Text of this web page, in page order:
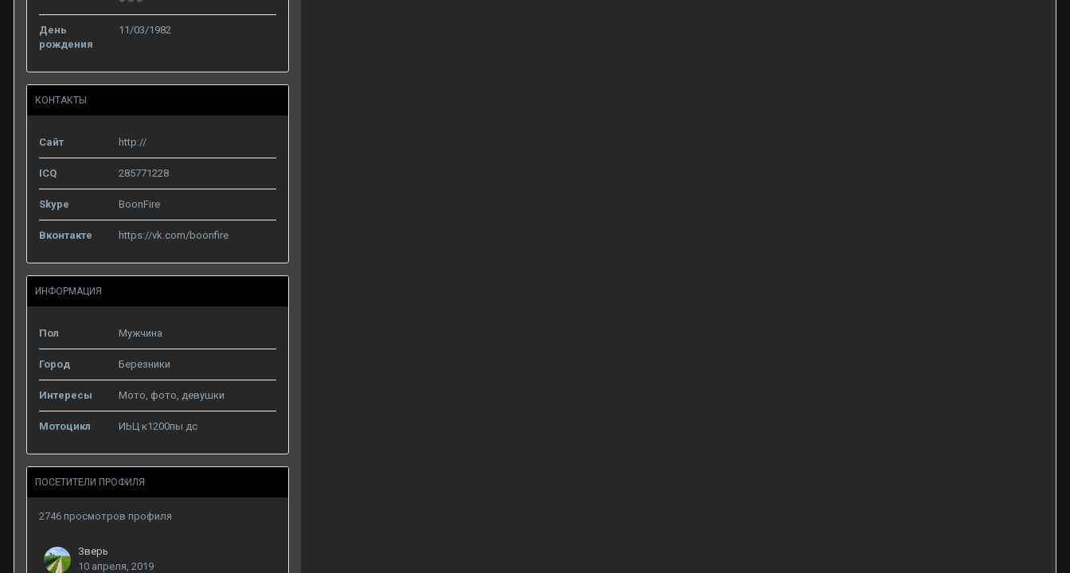
День
рождения
11/03/1982
КОНТАКТЫ
Сайт http://
ICQ 285771228
Skype BoonFire
Вконтакте https://vk.com/boonfire
ИНФОРМАЦИЯ
Пол Мужчина
Город Березники
Интересы Мото, фото, девушки
Мотоцикл ИЬЦ к1200пы дс
ПОСЕТИТЕЛИ ПРОФИЛЯ
2746 просмотров профиля
Зверь
10 апреля, 2019